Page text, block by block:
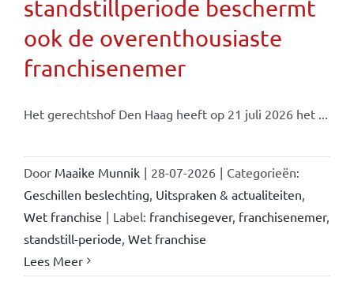
standstillperiode beschermt
ook de overenthousiaste
franchisenemer
Het gerechtshof Den Haag heeft op 21 juli 2026 het ...
Door Maaike Munnik | 28-07-2026 | Categorieën:
Geschillen beslechting Uitspraken & actualiteiten
Wet franchise | Label: franchisegever, franchisenemer,
standstill-periode Wet franchise
Lees Meer